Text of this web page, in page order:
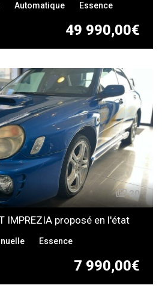
49 990,00€
Automatique Essence
20
IMPREZIA proposé en l'état
7 990,00€
Essence